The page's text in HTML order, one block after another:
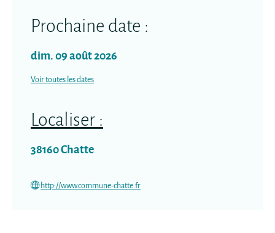
Prochaine date :
dim. 09 août 2026
Voir toutes les dates
Localiser :
38160Chatte
http://www.commune-chatte.fr